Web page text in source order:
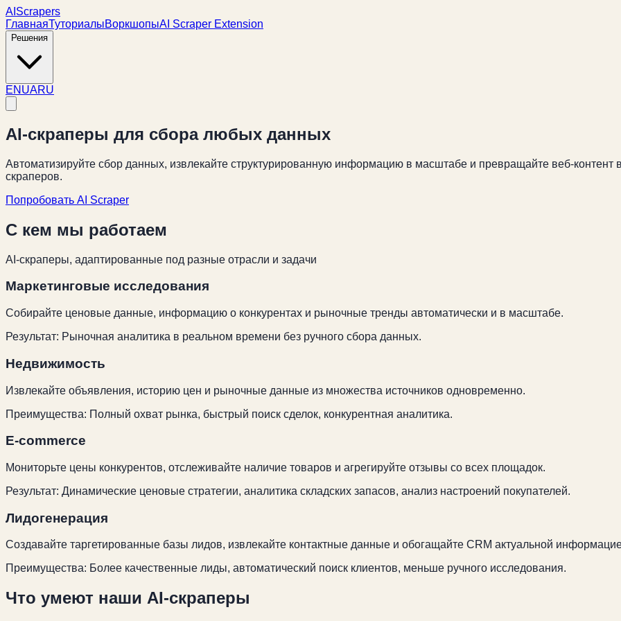
AIScrapers
ГлавнаяТуториалыВоркшопыAI Scraper Extension
Решения
EN UARU
AI-скраперы для сбора любых данных
Автоматизируйте сбор данных, извлекайте структурированную информацию в масштабе и превращайте веб-
скраперов.
Попробовать AI Scraper
С кем мы работаем
AI-скраперы, адаптированные под разные отрасли и задачи
Маркетинговые исследования
Собирайте ценовые данные, информацию о конкурентах и рыночные тренды автоматически и в масштабе.
Результат: Рыночная аналитика в реальном времени без ручного сбора данных.
Недвижимость
Извлекайте объявления, историю цен и рыночные данные из множества источников одновременно.
Преимущества: Полный охват рынка, быстрый поиск сделок, конкурентная аналитика.
E-commerce
Мониторьте цены конкурентов, отслеживайте наличие товаров и агрегируйте отзывы со всех площадок.
Результат: Динамические ценовые стратегии, аналитика складских запасов, анализ настроений покупателей.
Лидогенерация
Создавайте таргетированные базы лидов, извлекайте контактные данные и обогащайте CRM актуальной
Преимущества: Более качественные лиды, автоматический поиск клиентов, меньше ручного исследования.
Что умеют наши AI-скраперы